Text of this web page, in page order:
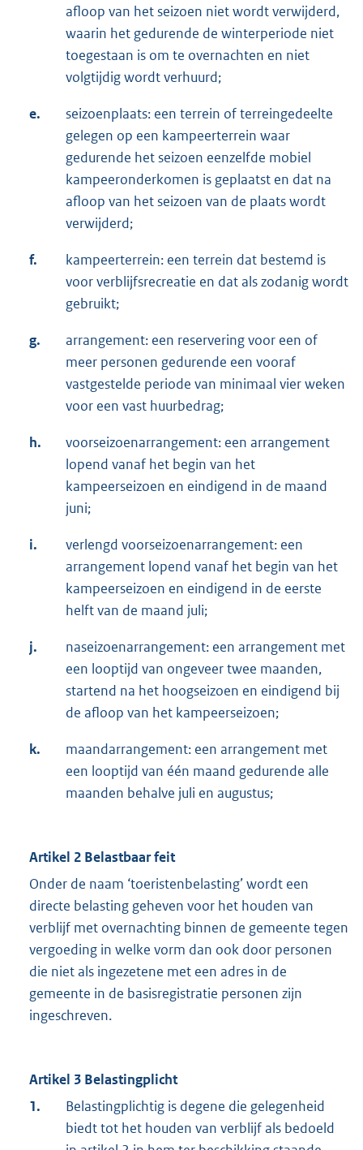
afloop van het seizoen niet wordt verwijderd,
waarin het gedurende de winterperiode niet
toegestaan is om te overnachten en niet
volgtijdig wordt verhuurd;
e.
seizoenplaats: een terrein of terreingedeelte
gelegen op een kampeerterrein waar
gedurende het seizoen eenzelfde mobiel
kampeeronderkomen is geplaatst en dat na
afloop van het seizoen van de plaats wordt
verwijderd;
f.
kampeerterrein: een terrein dat bestemd is
voor verblijfsrecreatie en dat als zodanig wordt
gebruikt;
g.
arrangement: een reservering voor een of
meer personen gedurende een vooraf
vastgestelde periode van minimaal vier weken
voor een vast huurbedrag;
h.
voorseizoenarrangement: een arrangement
lopend vanaf het begin van het
kampeerseizoen en eindigend in de maand
juni;
i.
verlengd voorseizoenarrangement: een
arrangement lopend vanaf het begin van het
kampeerseizoen en eindigend in de eerste
helft van de maand juli;
j.
naseizoenarrangement: een arrangement met
een looptijd van ongeveer twee maanden,
startend na het hoogseizoen en eindigend bij
de afloop van het kampeerseizoen;
k.
maandarrangement: een arrangement met
een looptijd van één maand gedurende alle
maanden behalve juli en augustus;
Artikel 2 Belastbaar feit
Onder de naam ‘toeristenbelasting’ wordt een
directe belasting geheven voor het houden van
verblijf met overnachting binnen de gemeente tegen
vergoeding in welke vorm dan ook door personen
die niet als ingezetene met een adres in de
gemeente in de basisregistratie personen zijn
ingeschreven.
Artikel 3 Belastingplicht
1.
Belastingplichtig is degene die gelegenheid
biedt tot het houden van verblijf als bedoeld